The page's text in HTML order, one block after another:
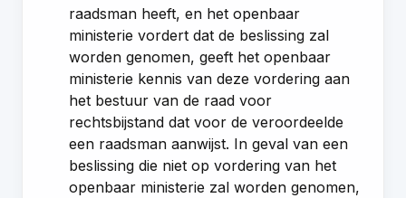
raadsman heeft, en het openbaar
ministerie vordert dat de beslissing zal
worden genomen, geeft het openbaar
ministerie kennis van deze vordering aan
het bestuur van de raad voor
rechtsbijstand dat voor de veroordeelde
een raadsman aanwijst. In geval van een
beslissing die niet op vordering van het
openbaar ministerie zal worden genomen,